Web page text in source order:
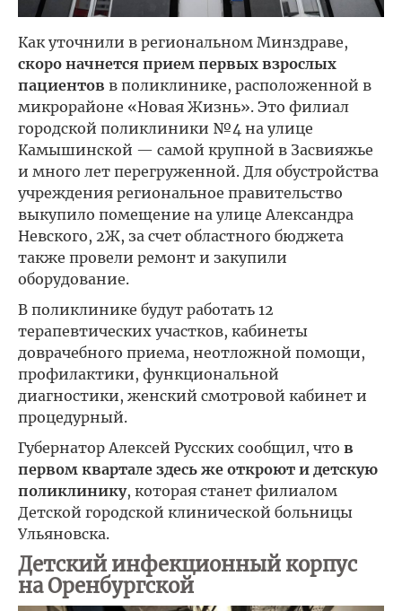
Как уточнили в региональном Минздраве,
скоро начнется прием первых взрослых
пациентов в поликлинике, расположенной в
микрорайоне «Новая Жизнь». Это филиал
городской поликлиники №4 на улице
Камышинской — самой крупной в Засвияжье
и много лет перегруженной. Для обустройства
учреждения региональное правительство
выкупило помещение на улице Александра
Невского, 2Ж, за счет областного бюджета
также провели ремонт и закупили
оборудование.
В поликлинике будут работать 12
терапевтических участков, кабинеты
доврачебного приема, неотложной помощи,
профилактики, функциональной
диагностики, женский смотровой кабинет и
процедурный.
Губернатор Алексей Русских сообщил, что в
первом квартале здесь же откроют и детскую
поликлинику, которая станет филиалом
Детской городской клинической больницы
Ульяновска.
Детский инфекционный корпус
на Оренбургской